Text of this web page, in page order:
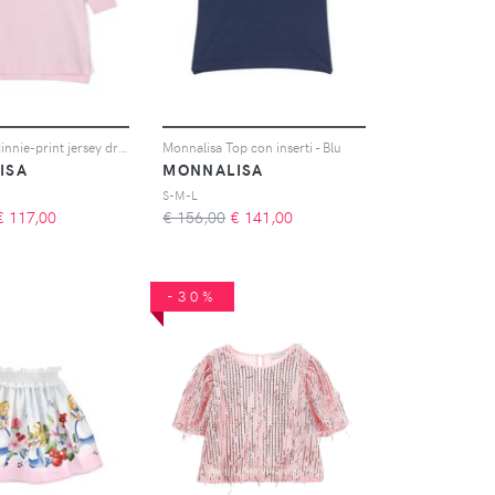
Monnalisa Minnie-print jersey dress - Rosa
117,00
Monnalisa Top con inserti - Blu
MONNALISA
S-M-L
€ 156,00 € 141,00
-30%